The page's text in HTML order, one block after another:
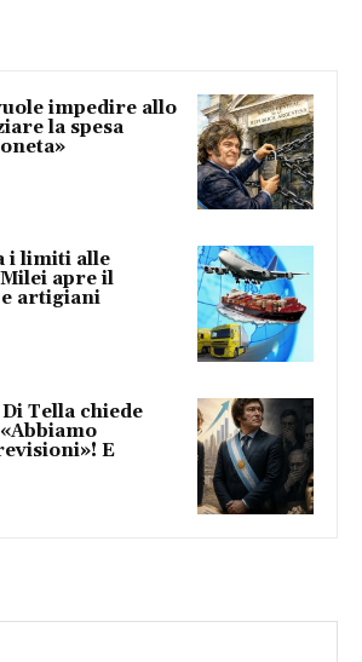
impedire allo
la spesa
i limiti alle
apre il
artigiani
Tella chiede
E